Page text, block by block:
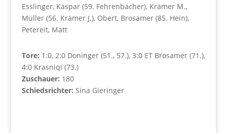
Esslinger, Kaspar (59. Fehrenbacher), Krämer M.,
Müller (56. Krämer J.), Obert, Brosamer (85. Hein),
Petereit, Matt
Tore: 1:0, 2:0 Doninger (51., 57.), 3:0 ET Brosamer (71.),
4:0 Krasniqi (73.)
Zuschauer: 180
Schiedsrichter: Sina Gieringer